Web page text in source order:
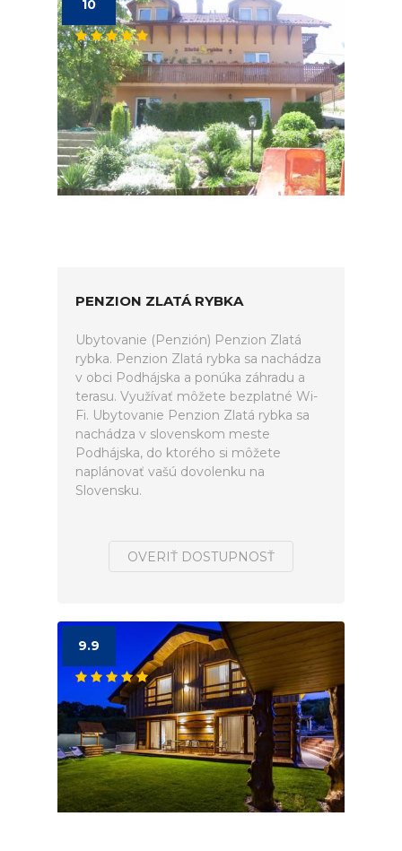
10
PENZION ZLATÁ RYBKA
Ubytovanie (Penzión) Penzion Zlatá
rybka. Penzion Zlatá rybka sa nachádza
v obci Podhájska a ponúka záhradu a
terasu. Využívať môžete bezplatné Wi-
Fi. Ubytovanie Penzion Zlatá rybka sa
nachádza v slovenskom meste
Podhájska, do ktorého si môžete
naplánovať vašú dovolenku na
Slovensku.
OVERIŤ DOSTUPNOSŤ
9.9